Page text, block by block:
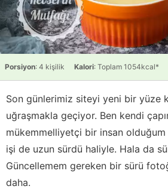
Porsiyon: 4 kişilik Kalori: Toplam 1054kcal*
Son günlerimiz siteyi yeni bir yüze
uğraşmakla geçiyor. Ben kendi
mükemmelliyetçi bir insan
işi de uzun sürdü haliyle. Hala da
Güncellemem gereken bir sürü
daha.